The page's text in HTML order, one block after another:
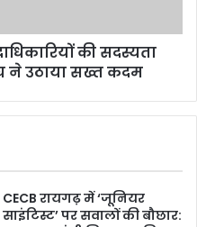
की सदस्यता
ने उठाया सख्त कदम
CECB रायगढ़ में ‘जूनियर
साइंटिस्ट’ पर सवालों की बौछार: